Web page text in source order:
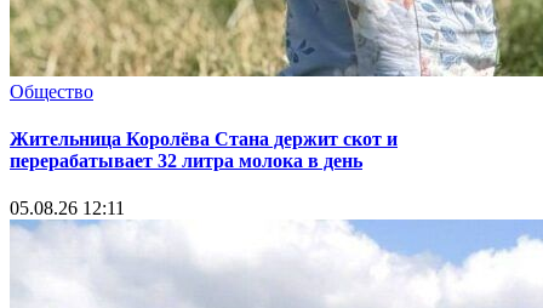
Общество
Жительница Королёва Стана держит скот и
перерабатывает 32 литра молока в день
05.08.26 12:11